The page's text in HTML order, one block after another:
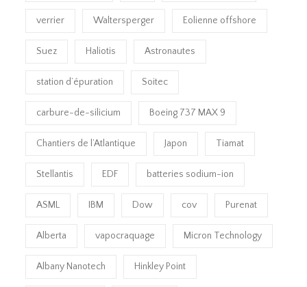
verrier Waltersperger Eolienne offshore
Suez Haliotis Astronautes
station d’épuration Soitec
carbure-de-silicium Boeing 737 MAX 9
Chantiers de l’Atlantique Japon Tiamat
Stellantis EDF batteries sodium-ion
ASML IBM Dow cov Purenat
Alberta vapocraquage Micron Technology
Albany Nanotech Hinkley Point